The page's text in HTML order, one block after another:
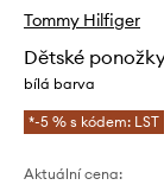
Tommy Hilfiger
Dětské
bílá barva
*-5 % s kódem: LST
Aktuální cena: